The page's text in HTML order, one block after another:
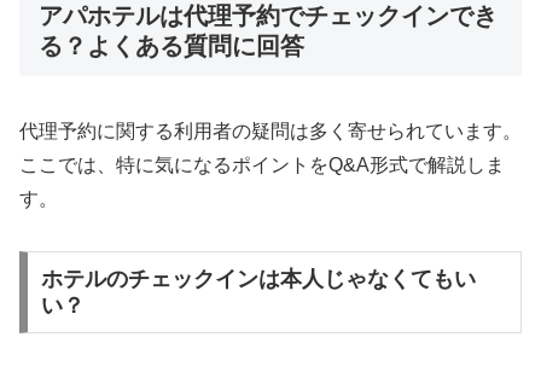
アパホテルは代理予約でチェックインでき
る？よくある質問に回答
代理予約に関する利用者の疑問は多く寄せられています。
ここでは、特に気になるポイントをQ&A形式で解説しま
す。
ホテルのチェックインは本人じゃなくてもい
い？